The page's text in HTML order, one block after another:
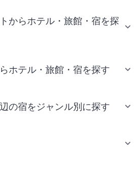
からホテル・旅館・宿を探
ホテル・旅館・宿を探す
の宿をジャンル別に探す